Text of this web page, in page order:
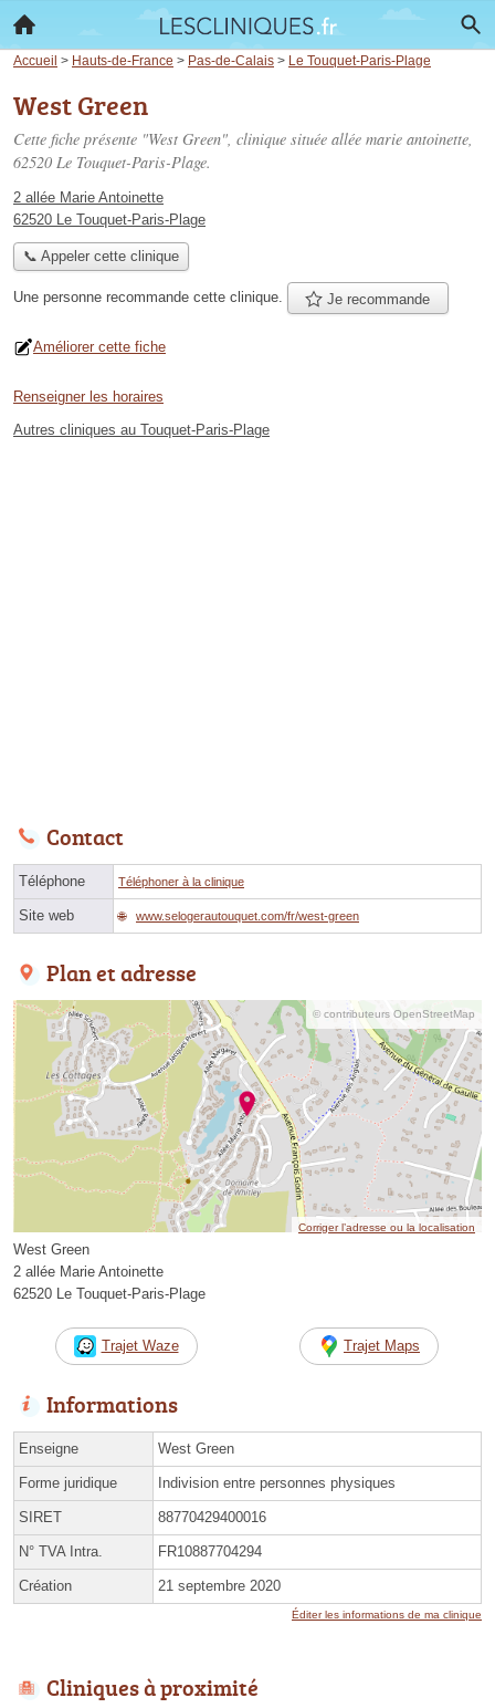
Accueil > Hauts-de-France > Pas-de-Calais > Le Touquet-Paris-Plage
West Green
Cette fiche présente "West Green", clinique située allée marie antoinette,
62520 Le Touquet-Paris-Plage.
2 allée Marie Antoinette
62520 Le Touquet-Paris-Plage
📞 Appeler cette clinique
Une personne recommande cette clinique. Je recommande
Améliorer cette fiche
Renseigner les horaires
Autres cliniques au Touquet-Paris-Plage
Contact
Téléphone Téléphoner à la clinique
Site web www.selogerautouquet.com/fr/west-green
Plan et adresse
© contributeurs OpenStreetMap
Corriger l’adresse ou la localisation
West Green
2 allée Marie Antoinette
62520 Le Touquet-Paris-Plage
Trajet Waze Trajet Maps
Informations
Enseigne West Green
Forme juridique Indivision entre personnes physiques
SIRET 88770429400016
N° TVA Intra. FR10887704294
Création 21 septembre 2020
Éditer les informations de ma clinique
Cliniques à proximité